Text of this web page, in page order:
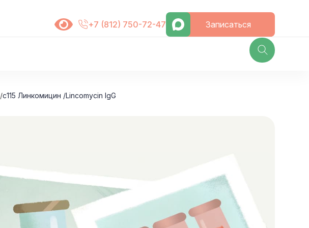
+7 (812) 750-72-47 Записаться
/c115 Линкомицин /Lincomycin IgG